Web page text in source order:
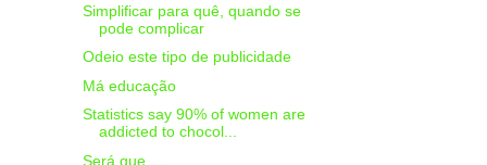
Simplificar para quê, quando se
pode complicar
Odeio este tipo de publicidade
Má educação
Statistics say 90% of women are
addicted to chocol...
Será que......